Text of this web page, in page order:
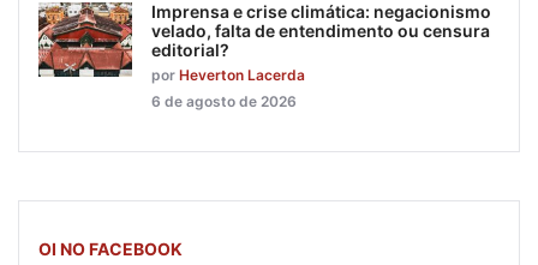
Imprensa e crise climática: negacionismo
velado, falta de entendimento ou censura
editorial?
por Heverton Lacerda
6 de agosto de 2026
OI NO FACEBOOK